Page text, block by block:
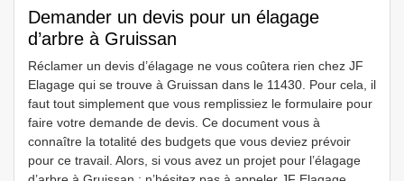
Demander un devis pour un élagage
d’arbre à Gruissan
Réclamer un devis d’élagage ne vous coûtera rien chez JF
Elagage qui se trouve à Gruissan dans le 11430. Pour cela, il
faut tout simplement que vous remplissiez le formulaire pour
faire votre demande de devis. Ce document vous à
connaître la totalité des budgets que vous deviez prévoir
pour ce travail. Alors, si vous avez un projet pour l’élagage